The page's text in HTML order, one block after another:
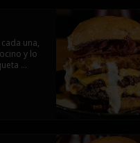
una,
y lo